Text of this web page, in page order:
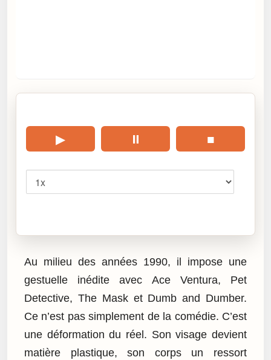
▶ ⏸ ■
Au milieu des années 1990, il impose une
gestuelle inédite avec Ace Ventura, Pet
Detective, The Mask et Dumb and Dumber.
Ce n’est pas simplement de la comédie. C’est
une déformation du réel. Son visage devient
matière plastique, son corps un ressort